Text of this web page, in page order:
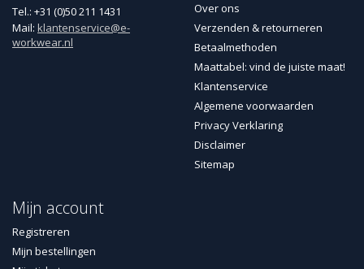
Tel.: +31 (0)50 211 1431
Mail: klantenservice@e-
workwear.nl
Over ons
Verzenden & retourneren
Betaalmethoden
Maattabel: vind de juiste maat!
Klantenservice
Algemene voorwaarden
Privacy Verklaring
Disclaimer
Sitemap
Mijn account
Registreren
Mijn bestellingen